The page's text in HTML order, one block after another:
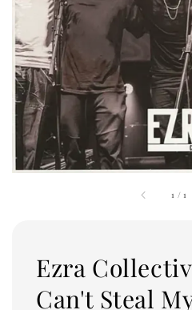
1 /1
Ezra
Can't Steal